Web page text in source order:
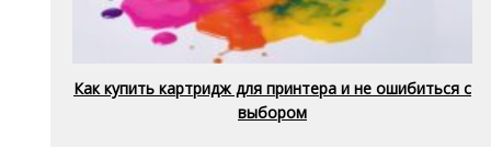
Как купить картридж для принтера и не ошибиться с
выбором